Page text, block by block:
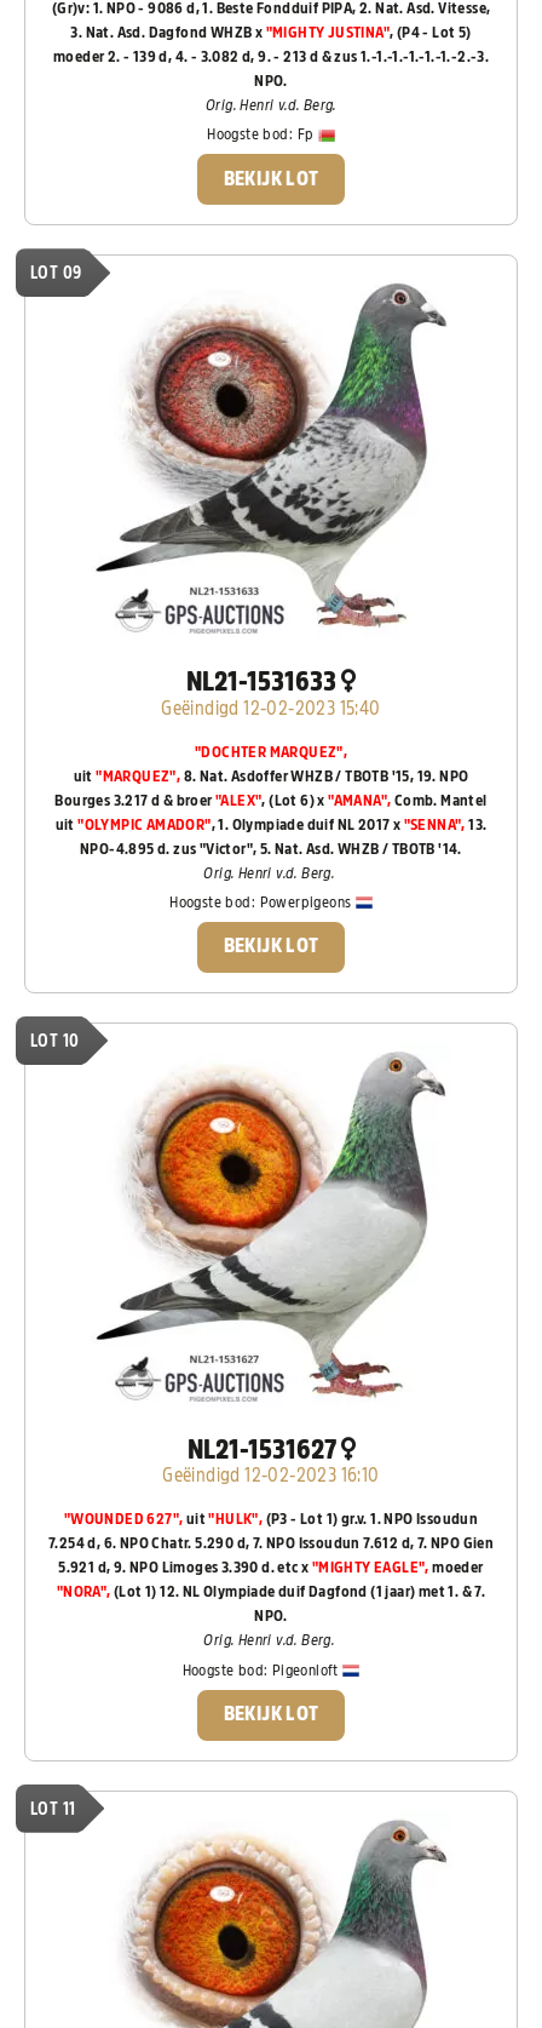
(Gr)v: 1. NPO - 9086 d, 1. Beste Fondduif PIPA, 2. Nat. Asd. Vitesse,
3. Nat. Asd. Dagfond WHZB x "MIGHTY JUSTINA", (P4 - Lot 5)
moeder 2. - 139 d, 4. - 3.082 d, 9. - 213 d & zus 1.-1.-1.-1.-1.-1.-2.-3.
NPO.
Orig. Henri v.d. Berg.
Hoogste bod: Fp
BEKIJK LOT
LOT 09
NL21-1531633
Geëindigd 12-02-2023 15:40
"DOCHTER MARQUEZ",
uit"MARQUEZ", 8. Nat. Asdoffer WHZB / TBOTB '15, 19. NPO
Bourges 3.217 d & broer"ALEX", (Lot 6) x"AMANA", Comb. Mantel
uit"OLYMPIC AMADOR", 1. Olympiade duif NL 2017 x "SENNA", 13.
NPO-4.895 d. zus "Victor", 5. Nat. Asd. WHZB / TBOTB '14.
Orig. Henri v.d. Berg.
Hoogste bod: Powerpigeons
BEKIJK LOT
LOT 10
NL21-1531627
Geëindigd 12-02-2023 16:10
"WOUNDED 627", uit"HULK", (P3 - Lot 1) gr.v. 1. NPO Issoudun
7.254 d, 6. NPO Chatr. 5.290 d, 7. NPO Issoudun 7.612 d, 7. NPO Gien
5.921 d, 9. NPO Limoges 3.390 d. etc x "MIGHTY EAGLE", moeder
"NORA", (Lot 1) 12. NL Olympiade duif Dagfond (1 jaar) met 1. & 7.
NPO.
Orig. Henri v.d. Berg.
Hoogste bod: Pigeonloft
BEKIJK LOT
LOT 11